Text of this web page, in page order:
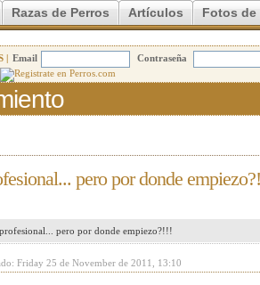
Razas de Perros Artículos Fotos de
| Email Contraseña
pero por donde
pero por donde empiezo?!!!
Friday 25 de November de 2011, 13:10